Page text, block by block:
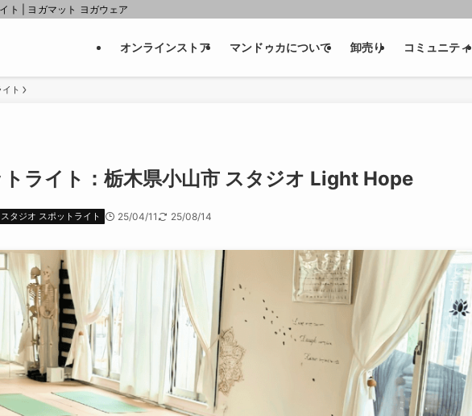
ト | ヨガマット ヨガウェア
オンラインストア マンドゥカについて 卸売り コミュニティ
ト
ライト：栃木県小山市 スタジオ Light Hope
スタジオ スポットライト 25/04/11 25/08/14